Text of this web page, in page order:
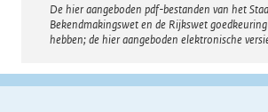
Disclaimer
De hier aangeboden pdf-bestanden van het
Bekendmakingswet en de Rijkswet
hebben; de hier aangeboden elektronische